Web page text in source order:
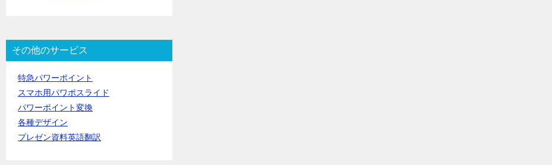
その他のサービス
特急パワーポイント
スマホ用パワポスライド
パワーポイント変換
各種デザイン
プレゼン資料英語翻訳